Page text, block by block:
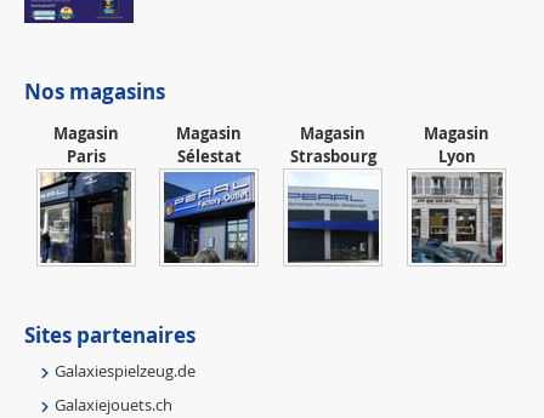
Nos magasins
Magasin
Paris
Magasin
Sélestat
Magasin
Strasbourg
Magasin
Lyon
Sites partenaires
Galaxiespielzeug.de
Galaxiejouets.ch